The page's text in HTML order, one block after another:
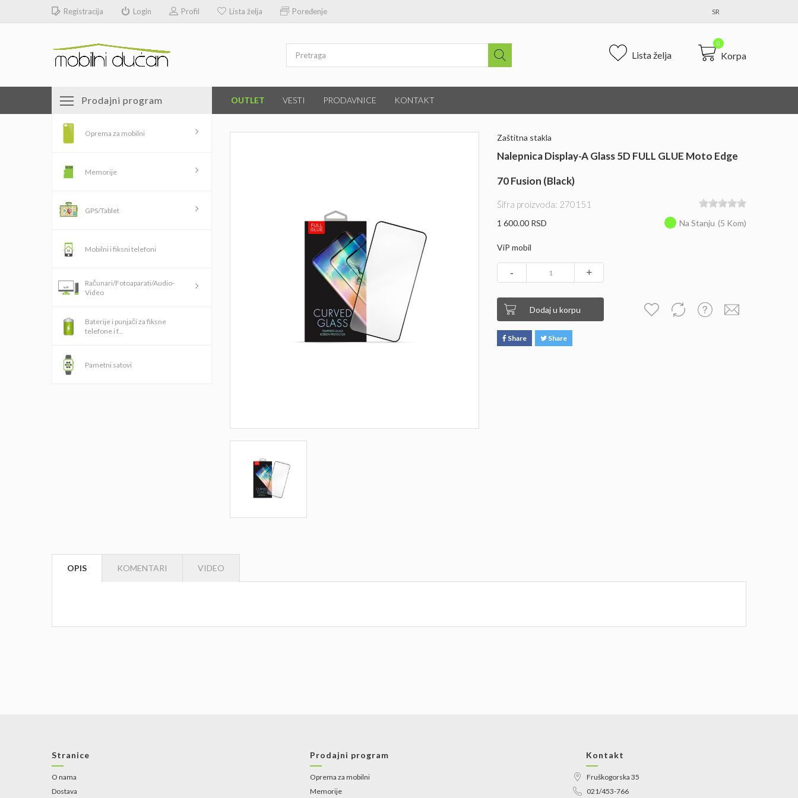
Registracija Login Profil Lista želja Poređenje SR
Korpa
0
Lista želja
Prodajni program OUTLET VESTI PRODAVNICE KONTAKT
Oprema za mobilni
Memorije
GPS/Tablet
Mobilni i fiksni telefoni
Računari/Fotoaparati/Audio-
Video
Baterije i punjači za fiksne
telefone i f...
Pametni satovi
Zaštitna stakla
Nalepnica Display-A Glass 5D FULL GLUE Moto Edge
70 Fusion (black)
Šifra proizvoda: 270151
1 600.00 RSD Na Stanju (5 Kom)
ViP mobil
- +
Dodaj u korpu
Share Share
OPIS KOMENTARI VIDEO
Stranice
O nama
Dostava
Prodajni program
Oprema za mobilni
Memorije
Kontakt
Fruškogorska 35
021/453-766